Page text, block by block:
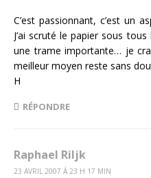
C’est passionnant, c’est un
J’ai scruté le papier sous
une trame importante… je
meilleur moyen reste sans
H
RÉPONDRE
Raphael Riljk
23 AVRIL 2007 Á 23 H 17 MIN